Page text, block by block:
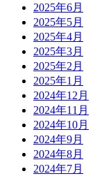
2025年6月
2025年5月
2025年4月
2025年3月
2025年2月
2025年1月
2024年12月
2024年11月
2024年10月
2024年9月
2024年8月
2024年7月